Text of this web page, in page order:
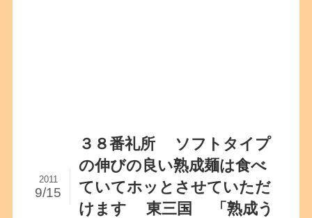
３８番礼所 ソフトタイプ
の伸びの良い熟成麺は食べ
ていてホッとさせていただ
けます 東三国 「熟成う
2011
9/15